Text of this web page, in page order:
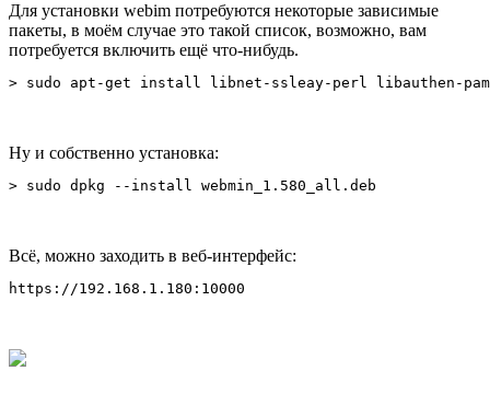
Для установки webim потребуются некоторые зависимые
пакеты, в моём случае это такой список, возможно, вам
потребуется включить ещё что-нибудь.
> sudo apt-get install libnet-ssleay-perl libauthen-
Ну и собственно установка:
> sudo dpkg --install webmin_1.580_all.deb
Всё, можно заходить в веб-интерфейс:
https://192.168.1.180:10000